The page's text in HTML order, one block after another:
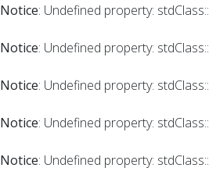
Notice: Undefined property:
Notice: Undefined property:
Notice: Undefined property:
Notice: Undefined property:
Notice: Undefined property: